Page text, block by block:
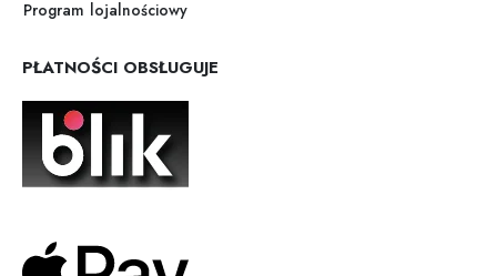
Program lojalnościowy
PŁATNOŚCI OBSŁUGUJE